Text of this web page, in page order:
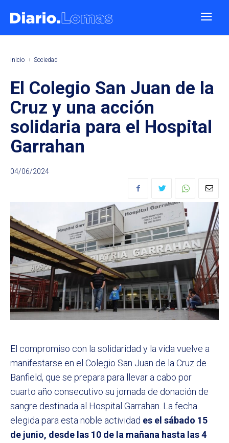
Inicio Sociedad
El Colegio San Juan de la
Cruz y una acción
solidaria para el Hospital
Garrahan
04/06/2024
El compromiso con la solidaridad y la vida vuelve a
manifestarse en el Colegio San Juan de la Cruz de
Banfield, que se prepara para llevar a cabo por
cuarto año consecutivo su jornada de donación de
sangre destinada al Hospital Garrahan. La fecha
elegida para esta noble actividad es el sábado 15
de junio, desde las 10 de la mañana hasta las 4